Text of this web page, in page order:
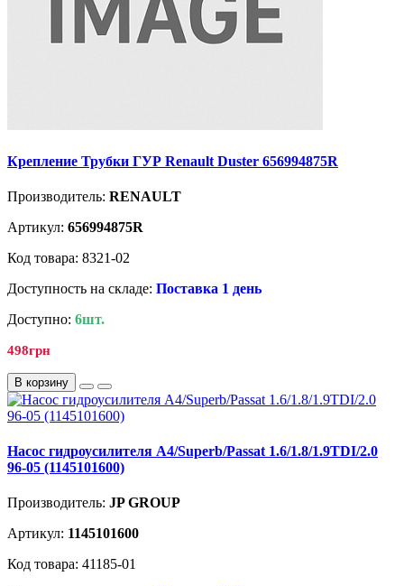
Крепление Трубки ГУР Renault Duster 656994875R
Производитель: RENAULT
Артикул: 656994875R
Код товара: 8321-02
Доступность на складе: Поставка 1 день
Доступно: 6шт.
498грн
В корзину
Насос гидроусилителя A4/Superb/Passat 1.6/1.8/1.9TDI/2.0
96-05 (1145101600)
Производитель: JP GROUP
Артикул: 1145101600
Код товара: 41185-01